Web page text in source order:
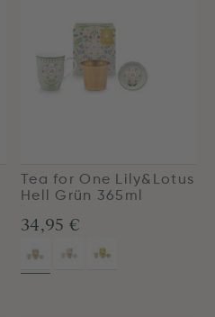
Tea for One Lily&Lotus
Hell Grün 365ml
34,95 €